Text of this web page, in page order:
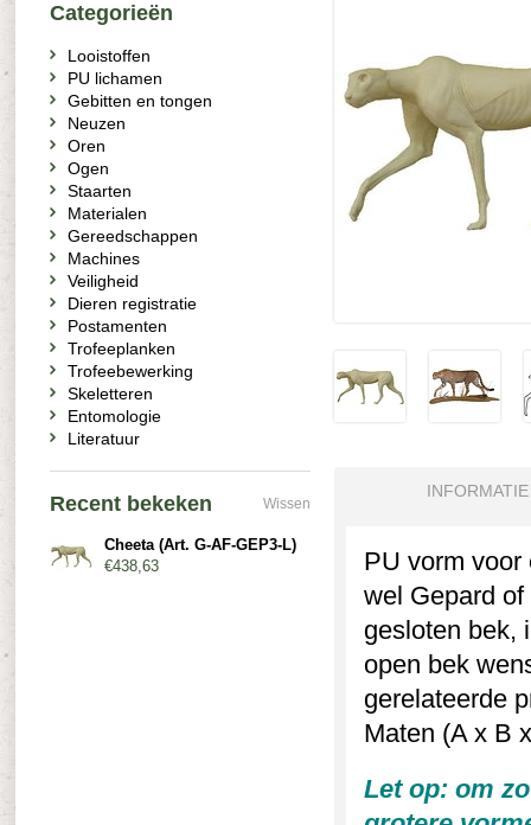
INFORMATIE
PU vorm voor
wel Gepard
gesloten bek,
open bek
gerelateerde
Maten (A x B
Let op: om
Categorieën
Looistoffen
PU lichamen
Gebitten en tongen
Neuzen
Oren
Ogen
Staarten
Materialen
Gereedschappen
Machines
Veiligheid
Dieren registratie
Postamenten
Trofeeplanken
Trofeebewerking
Skeletteren
Entomologie
Literatuur
Recent bekeken Wissen
Cheeta (Art. G-AF-GEP3-L)
€438,63